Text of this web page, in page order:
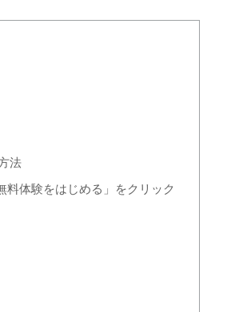
法
料体験をはじめる」をクリック